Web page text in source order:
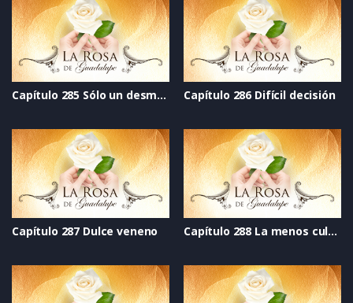
Capítulo 285 Sólo un desmayo (Choking game) Capítulo 286 Difícil decisión
Capítulo 287 Dulce veneno Capítulo 288 La menos culpable